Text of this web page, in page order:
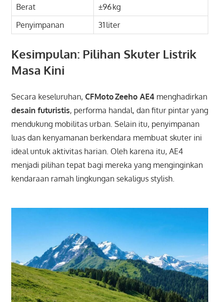
Berat
±96 kg
Penyimpanan
31 liter
Kesimpulan: Pilihan Skuter Listrik
Masa Kini
Secara keseluruhan, CFMoto Zeeho AE4menghadirkan
desain futuristis, performa handal, dan fitur pintar yang
mendukung mobilitas urban. Selain itu, penyimpanan
luas dan kenyamanan berkendara membuat skuter ini
ideal untuk aktivitas harian. Oleh karena itu, AE4
menjadi pilihan tepat bagi mereka yang menginginkan
kendaraan ramah lingkungan sekaligus stylish.